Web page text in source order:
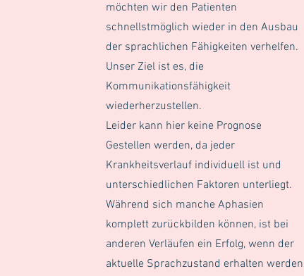
möchten wir den Patienten
schnellstmöglich wieder in den Ausbau
der sprachlichen Fähigkeiten verhelfen.
Unser Ziel ist es, die
Kommunikationsfähigkeit
wiederherzustellen.
Leider kann hier keine Prognose
Gestellen werden, da jeder
Krankheitsverlauf individuell ist und
unterschiedlichen Faktoren unterliegt.
Während sich manche Aphasien
komplett zurückbilden können, ist bei
anderen Verläufen ein Erfolg, wenn der
aktuelle Sprachzustand erhalten werden